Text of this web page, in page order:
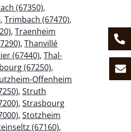
(67350),
, Trimbach (67470),
, Traenheim
, Thanvillé
(67440), Thal-
(67250),
Offenheim
, Struth
, Strasbourg
, Stotzheim
(67160),